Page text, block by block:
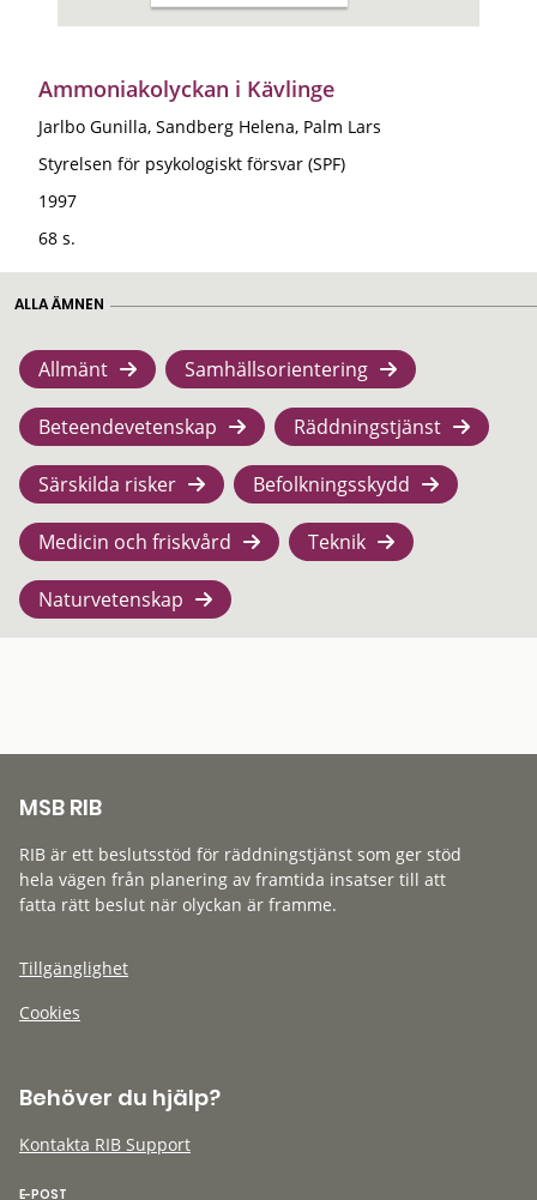
Ammoniakolyckan i Kävlinge
Jarlbo Gunilla, Sandberg Helena, Palm Lars
Styrelsen för psykologiskt försvar (SPF)
1997
68 s.
ALLA ÄMNEN
Allmänt Samhällsorientering
Beteendevetenskap Räddningstjänst
Särskilda risker Befolkningsskydd
Medicin och friskvård Teknik
Naturvetenskap
MSB RIB
RIB är ett beslutsstöd för räddningstjänst som ger stöd
hela vägen från planering av framtida insatser till att
fatta rätt beslut när olyckan är framme.
Tillgänglighet
Cookies
Behöver du hjälp?
Kontakta RIB Support
E-POST